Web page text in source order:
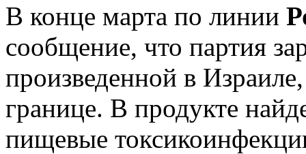
В конце марта по линии
сообщение, что партия
произведенной в
границе. В продукте
пищевые